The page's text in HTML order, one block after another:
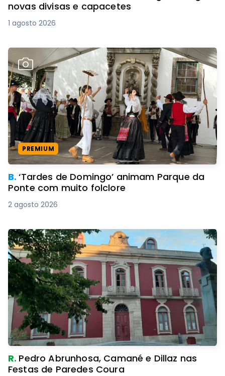
novas divisas e capacetes
1 agosto 2026
PREMIUM
B.‘Tardes de Domingo’ animam Parque da
Ponte com muito folclore
2 agosto 2026
R. Pedro Abrunhosa, Camané e Dillaz nas
Festas de Paredes Coura